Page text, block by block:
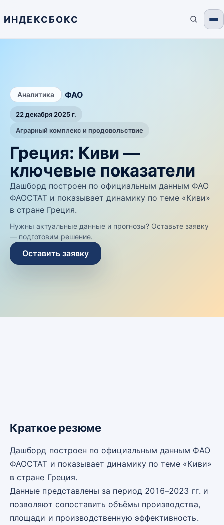
ИНДЕКСБОКС
Аналитика ФАО
22 декабря 2025 г.
Аграрный комплекс и продовольствие
Греция: Киви —
ключевые показатели
Дашборд построен по официальным данным ФАО
ФАОСТАТ и показывает динамику по теме «Киви»
в стране Греция.
Нужны актуальные данные и прогнозы? Оставьте заявку
— подготовим решение.
Оставить заявку
Краткое резюме
Дашборд построен по официальным данным ФАО
ФАОСТАТ и показывает динамику по теме «Киви»
в стране Греция.
Данные представлены за период 2016–2023 гг. и
позволяют сопоставить объёмы производства,
площади и производственную эффективность.